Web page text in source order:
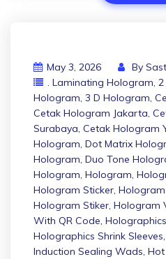
May 3, 2026 By
. Laminating Hologram,
Hologram, 3 D Hologram,
Cetak Hologram Jakarta,
Surabaya, Cetak Hologram
Hologram, Dot Matrix
Hologram, Duo Tone
Hologram, Hologram,
Hologram Sticker,
Hologram Stiker, Hologram
With QR Code,
Holographics Shrink Sleeves,
Induction Sealing Wads,